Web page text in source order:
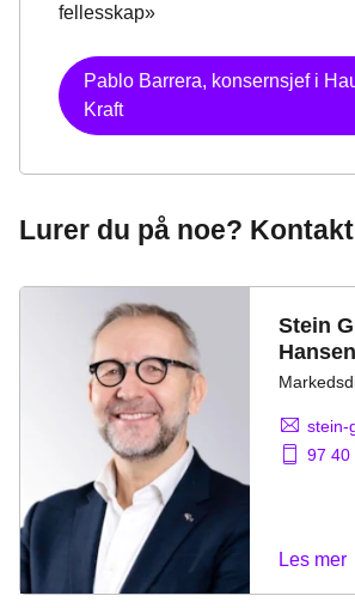
fellesskap»
Pablo Barrera, konsernsjef i
Kraft
Lurer du på noe?
Stein
Hansen
97 40
Les mer